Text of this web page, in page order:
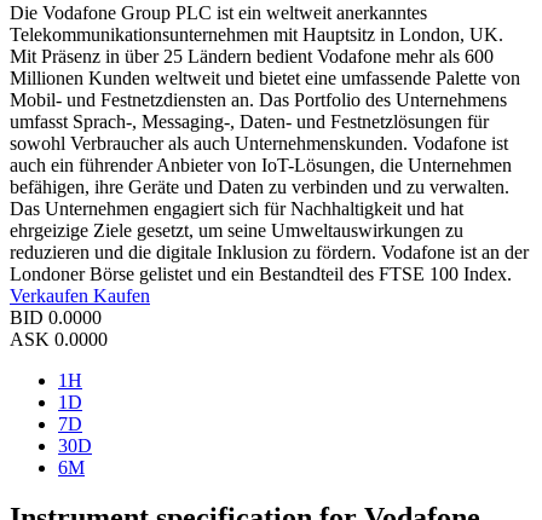
Die Vodafone Group PLC ist ein weltweit anerkanntes
Telekommunikationsunternehmen mit Hauptsitz in London, UK.
Mit Präsenz in über 25 Ländern bedient Vodafone mehr als 600
Millionen Kunden weltweit und bietet eine umfassende Palette von
Mobil- und Festnetzdiensten an. Das Portfolio des Unternehmens
umfasst Sprach-, Messaging-, Daten- und Festnetzlösungen für
sowohl Verbraucher als auch Unternehmenskunden. Vodafone ist
auch ein führender Anbieter von IoT-Lösungen, die Unternehmen
befähigen, ihre Geräte und Daten zu verbinden und zu verwalten.
Das Unternehmen engagiert sich für Nachhaltigkeit und hat
ehrgeizige Ziele gesetzt, um seine Umweltauswirkungen zu
reduzieren und die digitale Inklusion zu fördern. Vodafone ist an der
Londoner Börse gelistet und ein Bestandteil des FTSE 100 Index.
Verkaufen Kaufen
BID 0.0000
ASK 0.0000
1H
1D
7D
30D
6M